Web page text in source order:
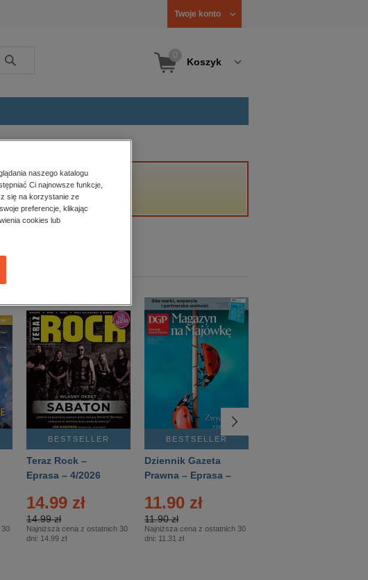
Twoje konto
Szukaj Koszyk
30
BESTSELLER
Teraz Rock –
Eprasa – 4/2026
14.99 zł
14.99 zł
Najniższa cena z ostatnich 30
dni: 14.99 zł
BESTSELLER
Dziennik Gazeta
Prawna – Eprasa –
11.90 zł
11.90 zł
Najniższa cena z ostatnich 30
dni: 11.31 zł
naszego katalogu
Ci najnowsze funkcje,
się na korzystanie ze
preferencje, klikając
cookies lub